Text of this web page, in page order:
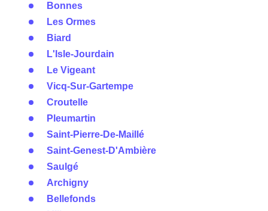
Bonnes
Les Ormes
Biard
L'Isle-Jourdain
Le Vigeant
Vicq-Sur-Gartempe
Croutelle
Pleumartin
Saint-Pierre-De-Maillé
Saint-Genest-D'Ambière
Saulgé
Archigny
Bellefonds